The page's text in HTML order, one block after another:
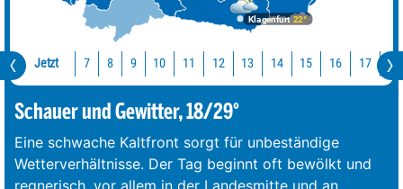
Klagenfurt 22°
Jetzt 7 8 9 10 11 12 13 14 15 16 17 18
Schauer und Gewitter, 18/29°
Eine schwache Kaltfront sorgt für unbeständige
Wetterverhältnisse. Der Tag beginnt oft bewölkt und
regnerisch, vor allem in der Landesmitte und an